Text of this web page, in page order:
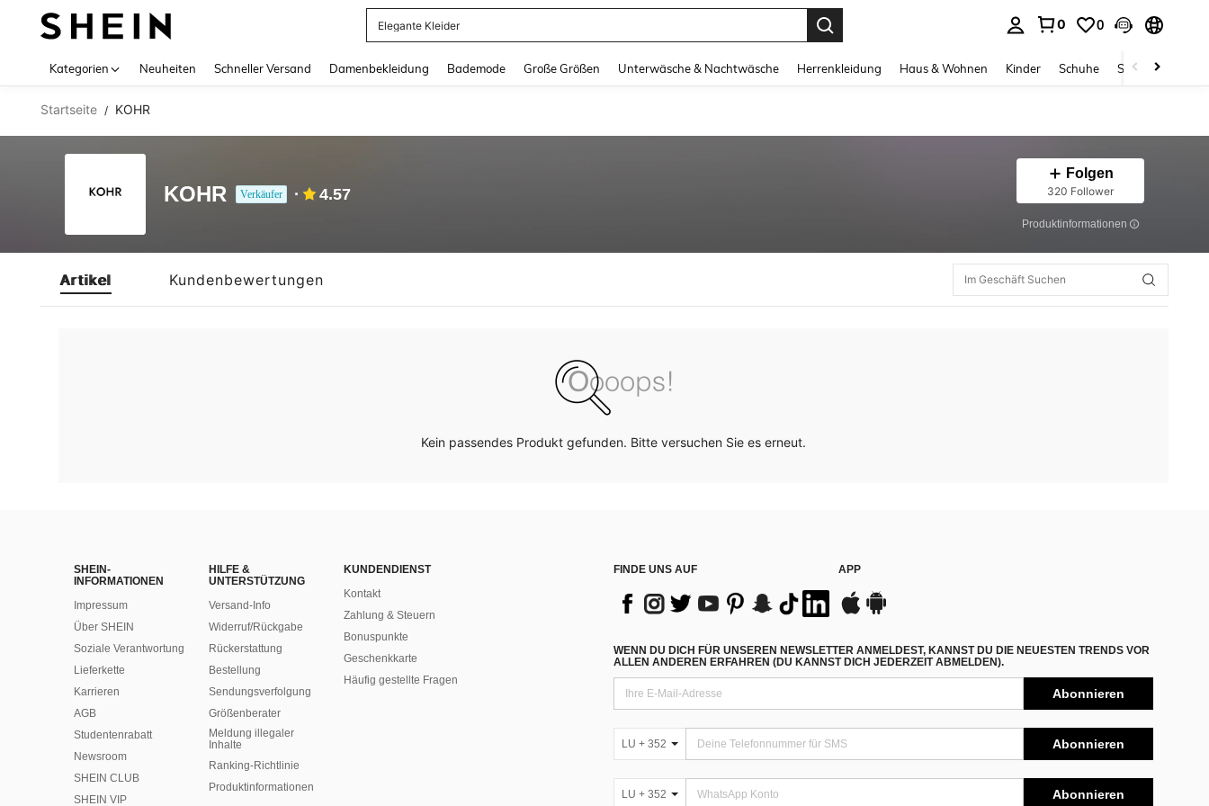
Elegante Kleider
0 0
Kategorien Neuheiten Schneller Versand Damenbekleidung Bademode Große Größen Unterwäsche & Nachtwäsche Herrenkleidung Haus & Wohnen Kinder Schuhe Schmuck &
Startseite / KOHR
KOHR Verkäufer 4.57
Folgen
320 Follower
Produktinformationen
Artikel Kundenbewertungen
Kein passendes Produkt gefunden. Bitte versuchen Sie es erneut.
SHEIN-
INFORMATIONEN
Impressum
Über SHEIN
Soziale Verantwortung
Lieferkette
Karrieren
AGB
Studentenrabatt
Newsroom
SHEIN CLUB
SHEIN VIP
HILFE &
UNTERSTÜTZUNG
Versand-Info
Widerruf/Rückgabe
Rückerstattung
Bestellung
Sendungsverfolgung
Größenberater
Meldung illegaler
Inhalte
Ranking-Richtlinie
​Produktinformationen
KUNDENDIENST
Kontakt
Zahlung & Steuern
Bonuspunkte
Geschenkkarte
Häufig gestellte Fragen
FINDE UNS AUF APP
WENN DU DICH FÜR UNSEREN NEWSLETTER ANMELDEST, KANNST DU DIE NEUESTEN TRENDS VOR
ALLEN ANDEREN ERFAHREN (DU KANNST DICH JEDERZEIT ABMELDEN).
Abonnieren
LU + 352 Abonnieren
LU + 352 Abonnieren